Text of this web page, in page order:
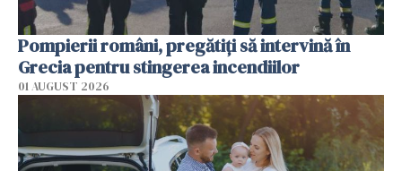
Pompierii români, pregătiţi să intervină în
Grecia pentru stingerea incendiilor
01 AUGUST 2026